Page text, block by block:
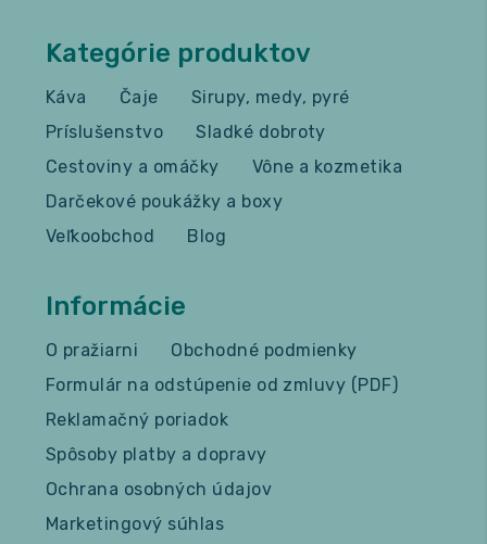
Kategórie produktov
Káva Čaje
Sirupy, medy, pyré
Príslušenstvo
Sladké dobroty
Cestoviny a omáčky
Vône a kozmetika
Darčekové poukážky a boxy
Veľkoobchod
Blog
Informácie
O pražiarni
Obchodné podmienky
Formulár na odstúpenie od zmluvy (PDF)
Reklamačný poriadok
Spôsoby platby a dopravy
Ochrana osobných údajov
Marketingový súhlas